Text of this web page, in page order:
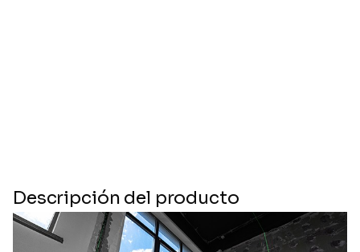
Descripción del producto